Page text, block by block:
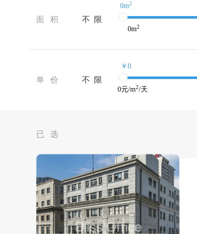
面 积 不 限
0m2
0m2
单 价 不 限
￥0
0元/m2/天
已 选